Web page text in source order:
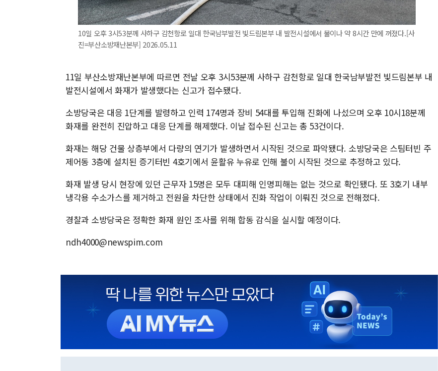
10일 오후 3시53분께 사하구 감천항로 일대 한국남부발전 빛드림본부 내 발전시설에서 불이나 약 8시간 만에 꺼졌다.[사
진=부산소방재난본부] 2026.05.11
11일 부산소방재난본부에 따르면 전날 오후 3시53분께 사하구 감천항로 일대 한국남부발전 빛드림본부 내
발전시설에서 화재가 발생했다는 신고가 접수됐다.
소방당국은 대응 1단계를 발령하고 인력 174명과 장비 54대를 투입해 진화에 나섰으며 오후 10시18분께
화재를 완전히 진압하고 대응 단계를 해제했다. 이날 접수된 신고는 총 53건이다.
화재는 해당 건물 상층부에서 다량의 연기가 발생하면서 시작된 것으로 파악됐다. 소방당국은 스팀터빈 주
제어동 3층에 설치된 증기터빈 4호기에서 윤활유 누유로 인해 불이 시작된 것으로 추정하고 있다.
화재 발생 당시 현장에 있던 근무자 15명은 모두 대피해 인명피해는 없는 것으로 확인됐다. 또 3호기 내부
냉각용 수소가스를 제거하고 전원을 차단한 상태에서 진화 작업이 이뤄진 것으로 전해졌다.
경찰과 소방당국은 정확한 화재 원인 조사를 위해 합동 감식을 실시할 예정이다.
ndh4000@newspim.com